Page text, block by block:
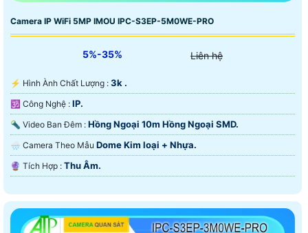
Camera IP WiFi 5MP IMOU IPC-S3EP-5M0WE-PRO
5%-35% Liên hệ
️⚡ Hình Ành Chất Lượng : 3k .
🕉️ Công Nghệ : IP.
🔦 Video Ban Đêm : Hồng Ngoại 10m Hồng Ngoại SMD.
🌧️ Camera Theo Mẫu Dome Kim loại + Nhựa.
️🔮 Tích Hợp : Thu Âm.